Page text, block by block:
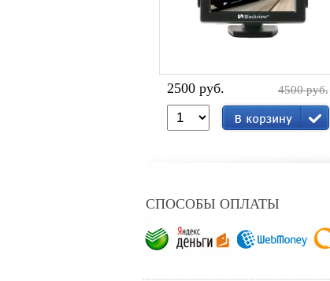
2500 руб. 4500 руб.
СПОСОБЫ ОПЛАТЫ